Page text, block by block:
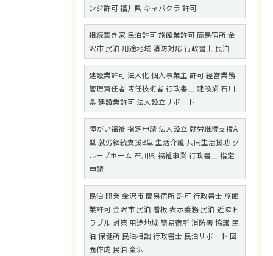
ンジ許可 福井県 キャバクラ 許可
相続空き家 民泊許可 旅館業許可 簡易宿所 金
沢市 民泊 用途地域 消防対応 行政書士 民泊
建設業許可 法人化 個人事業主 許可 経営業務
管理責任者 専任技術者 行政書士 建設業 石川
県 建設業許可 法人設立サポート
障がい福祉 指定申請 法人設立 就労継続支援A
型 就労継続支援B型 生活介護 共同生活援助 グ
ループホーム 石川県 福祉事業 行政書士 指定
申請
民泊 開業 金沢市 簡易宿所 許可 行政書士 旅館
業許可 金沢市 民泊 看板 表示義務 民泊 近隣ト
ラブル 対策 用途地域 簡易宿所 消防署 協議 民
泊 保健所 民泊相談 行政書士 民泊サポート 図
面作成 民泊 金沢